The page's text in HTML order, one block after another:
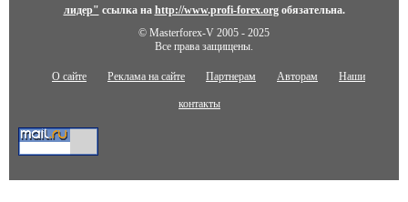
лидер" ссылка на http://www.profi-forex.orgобязательна.
© Masterforex-V 2005 - 2025
Все права защищены.
О сайте Реклама на сайте Партнерам Авторам Наши
контакты